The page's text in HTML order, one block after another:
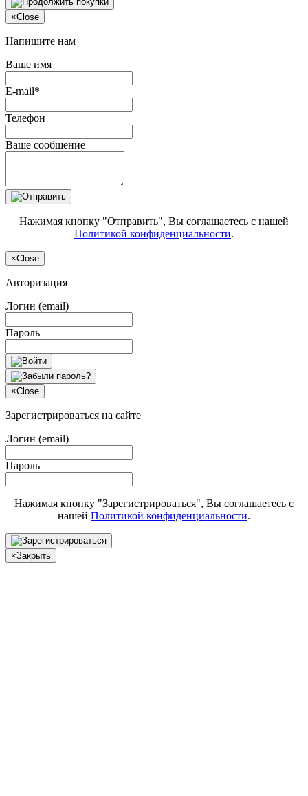
×Close
Напишите нам
Ваше имя
E-mail*
Телефон
Ваше сообщение
Нажимая кнопку "Отправить", Вы соглашаетесь с нашей
Политикой конфиденциальности.
×Close
Авторизация
Логин (email)
Пароль
×Close
Зарегистрироваться на сайте
Логин (email)
Пароль
Нажимая кнопку "Зарегистрироваться", Вы соглашаетесь с
нашей Политикой конфиденциальности.
×Закрыть